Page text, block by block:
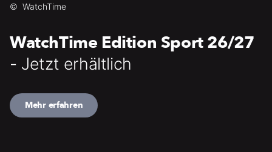
© WatchTime
WatchTime Edition Sport 26/27
- Jetzt erhältlich
Mehr erfahren